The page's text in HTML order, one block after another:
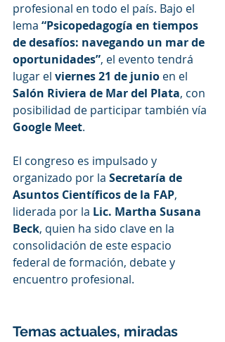
profesional en todo el país. Bajo el
lema “Psicopedagogía en tiempos
de desafíos: navegando un mar de
oportunidades”, el evento tendrá
lugar el viernes 21 de junio en el
Salón Riviera de Mar del Plata, con
posibilidad de participar también vía
Google Meet.
El congreso es impulsado y
organizado por la Secretaría de
Asuntos Científicos de la FAP,
liderada por la Lic. Martha Susana
Beck, quien ha sido clave en la
consolidación de este espacio
federal de formación, debate y
encuentro profesional.
Temas actuales, miradas